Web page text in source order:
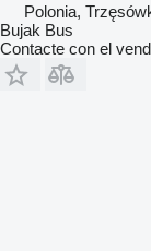
Polonia,
Bujak Bus
Contacte con el